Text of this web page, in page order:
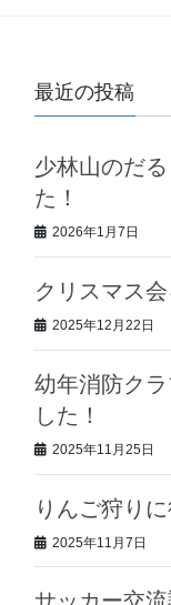
最近の投稿
少林山のだ
た！
2026年1月7日
クリスマス
2025年12月22日
幼年消防ク
した！
2025年11月25日
りんご狩り
2025年11月7日